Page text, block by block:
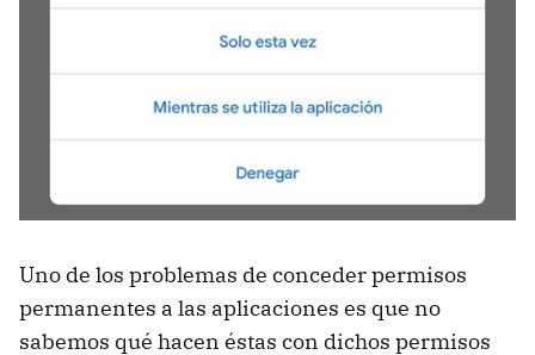
Uno de los problemas de conceder permisos
permanentes a las aplicaciones es que no
sabemos qué hacen éstas con dichos permisos